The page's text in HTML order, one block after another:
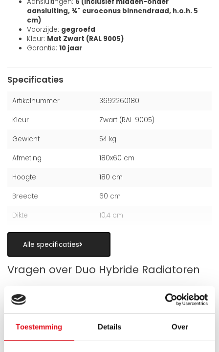
Toestemming Details Over
aansluiting, ¾" euroconus binnendraad, h.o.h. 5
cm)
Voorzijde: gegroefd
Kleur: Mat Zwart (RAL 9005)
Garantie: 10 jaar
Specificaties
Artikelnummer 3692260180
Kleur Zwart (RAL 9005)
Gewicht 54 kg
Afmeting 180x60 cm
Hoogte 180 cm
Breedte 60 cm
Dikte 10,4 cm
Alle specificaties
Vragen over Duo Hybride Radiatoren
Hoe werkt een Duo Hybride verticale
radiator?